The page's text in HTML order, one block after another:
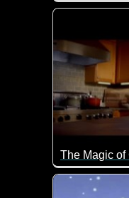
So toll wie